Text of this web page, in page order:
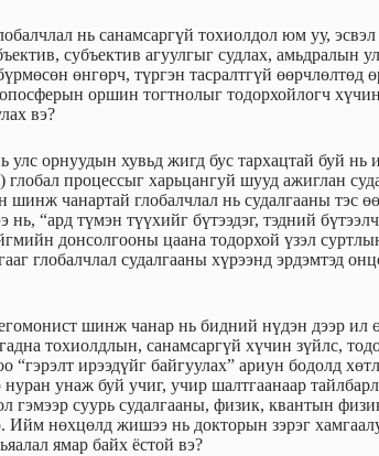
нь санамсаргүй тохиолдол юм уу,
субъектив агуулгыг судлах, амьдралын
өнгөрч, түргэн тасралтгүй өөрчлөлтөд
оршин тогтнолыг тодорхойлогч
вэ?
улс орнуудын хувьд жигд бус тархацтай буй нь
процессыг харьцангуй шууд ажиглан
чанартай глобалчлал нь судалгааны тэс
“ард түмэн түүхийг бүтээдэг, тэдний
донсолгооны цаана тодорхой үзэл
глобалчлал судалгааны хүрээнд эрдэмтэд
шинж чанар нь бидний нүдэн дээр ил
тохиолдлын, санамсаргүй хүчин зүйлс,
“гэрэлт ирээдүйг байгуулах” ариун бодолд
нуран унаж буй учиг, учир шалтгаанаар
гэмээр суурь судалгааны, физик, квантын
Ийм нөхцөлд жишээ нь докторын зэрэг
ямар байх ёстой вэ?